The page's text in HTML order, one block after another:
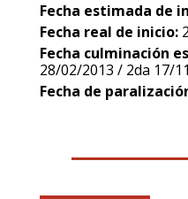
Fecha estimada de
Fecha real de inicio:
Fecha culminación
28/02/2013 / 2da 17/
Fecha de